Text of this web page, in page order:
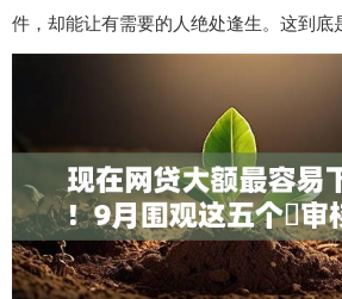
件，却能让有需要的人绝处逢生。这到底